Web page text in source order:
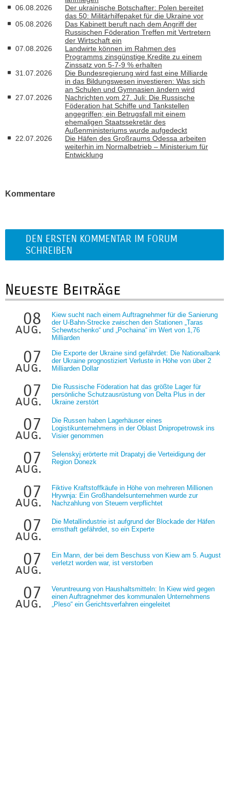
06.08.2026
Der ukrainische Botschafter: Polen bereitet
das 50: Militärhilfepaket für die Ukraine vor
05.08.2026
Das Kabinett beruft nach dem Angriff der
Russischen Föderation Treffen mit Vertretern
der Wirtschaft ein
07.08.2026
Landwirte können im Rahmen des
Programms zinsgünstige Kredite zu einem
Zinssatz von 5-7-9 % erhalten
31.07.2026
Die Bundesregierung wird fast eine Milliarde
in das Bildungswesen investieren: Was sich
an Schulen und Gymnasien ändern wird
27.07.2026
Nachrichten vom 27. Juli: Die Russische
Föderation hat Schiffe und Tankstellen
angegriffen; ein Betrugsfall mit einem
ehemaligen Staatssekretär des
Außenministeriums wurde aufgedeckt
22.07.2026
Die Häfen des Großraums Odessa arbeiten
weiterhin im Normalbetrieb – Ministerium für
Entwicklung
Kommentare
DEN ERSTEN KOMMENTAR IM FORUM
SCHREIBEN
Neueste Beiträge
08
aug.
Kiew sucht nach einem Auftragnehmer für die Sanierung
der U-Bahn-Strecke zwischen den Stationen „Taras
Schewtschenko“ und „Pochaina“ im Wert von 1,76
Milliarden
07
aug.
Die Exporte der Ukraine sind gefährdet: Die Nationalbank
der Ukraine prognostiziert Verluste in Höhe von über 2
Milliarden Dollar
07
aug.
Die Russische Föderation hat das größte Lager für
persönliche Schutzausrüstung von Delta Plus in der
Ukraine zerstört
07
aug.
Die Russen haben Lagerhäuser eines
Logistikunternehmens in der Oblast Dnipropetrowsk ins
Visier genommen
07
aug.
Selenskyj erörterte mit Drapatyj die Verteidigung der
Region Donezk
07
aug.
Fiktive Kraftstoffkäufe in Höhe von mehreren Millionen
Hrywnja: Ein Großhandelsunternehmen wurde zur
Nachzahlung von Steuern verpflichtet
07
aug.
Die Metallindustrie ist aufgrund der Blockade der Häfen
ernsthaft gefährdet, so ein Experte
07
aug.
Ein Mann, der bei dem Beschuss von Kiew am 5. August
verletzt worden war, ist verstorben
07
aug.
Veruntreuung von Haushaltsmitteln: In Kiew wird gegen
einen Auftragnehmer des kommunalen Unternehmens
„Pleso“ ein Gerichtsverfahren eingeleitet